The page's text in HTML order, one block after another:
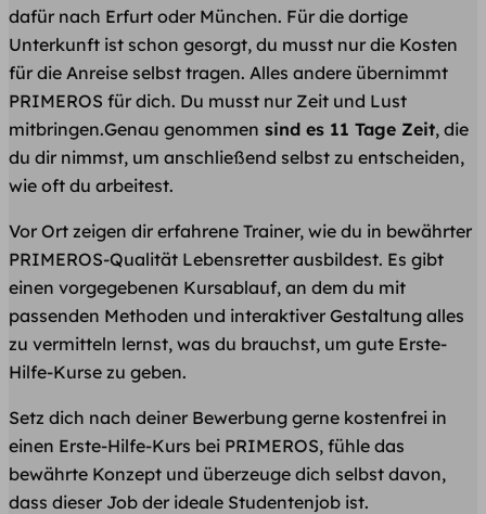
dafür nach Erfurt oder München. Für die dortige
Unterkunft ist schon gesorgt, du musst nur die Kosten
für die Anreise selbst tragen. Alles andere übernimmt
PRIMEROS für dich. Du musst nur Zeit und Lust
mitbringen.Genau genommen sind es 11 Tage Zeit, die
du dir nimmst, um anschließend selbst zu entscheiden,
wie oft du arbeitest.
Vor Ort zeigen dir erfahrene Trainer, wie du in bewährter
PRIMEROS-Qualität Lebensretter ausbildest. Es gibt
einen vorgegebenen Kursablauf, an dem du mit
passenden Methoden und interaktiver Gestaltung alles
zu vermitteln lernst, was du brauchst, um gute Erste-
Hilfe-Kurse zu geben.
Setz dich nach deiner Bewerbung gerne kostenfrei in
einen Erste-Hilfe-Kurs bei PRIMEROS, fühle das
bewährte Konzept und überzeuge dich selbst davon,
dass dieser Job der ideale Studentenjob ist.